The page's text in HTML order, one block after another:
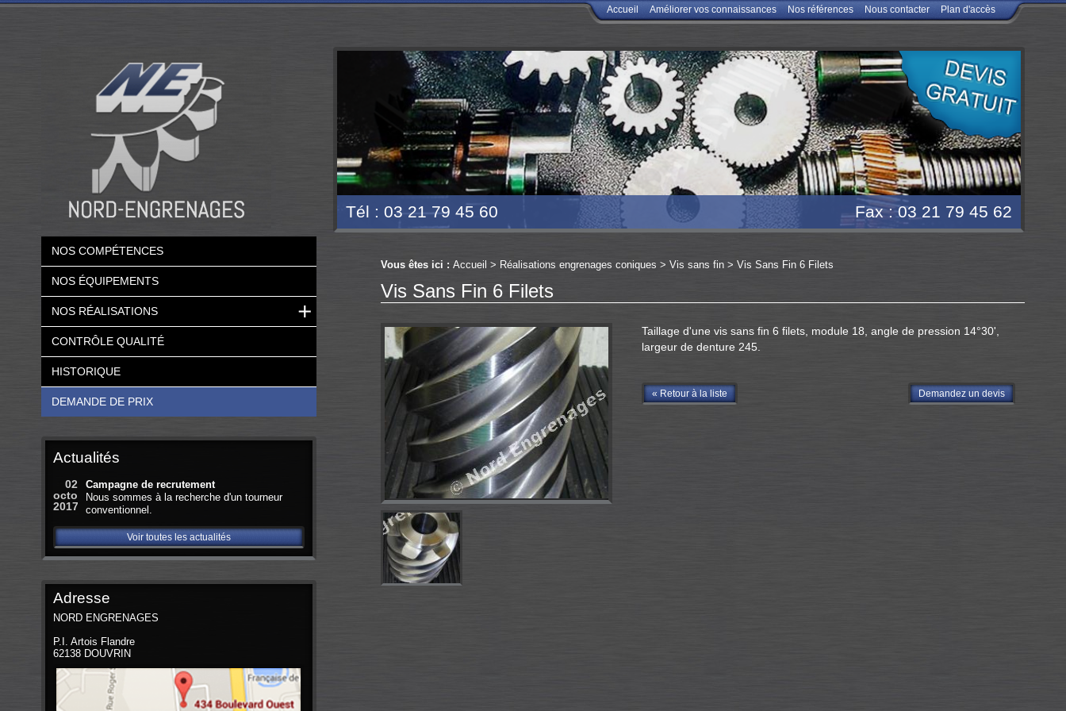
Accueil Améliorer vos connaissances Nos références Nous contacter Plan d'accès
Tél : 03 21 79 45 60 Fax : 03 21 79 45 62
Vous êtes ici :Accueil > Réalisations engrenages coniques >Vis sans fin >Vis Sans Fin 6 Filets
Vis Sans Fin 6 Filets
Taillage d'une vis sans fin 6 filets, module 18, angle de pression 14°30',
largeur de denture 245.
« Retour à la liste Demandez un devis
NOS COMPÉTENCES
NOS ÉQUIPEMENTS
NOS RÉALISATIONS
CONTRÔLE QUALITÉ
HISTORIQUE
DEMANDE DE PRIX
Actualités
02
octobre
2017
Campagne de recrutement
Nous sommes à la recherche d'un tourneur
conventionnel.
Voir toutes les actualités
Adresse
NORD ENGRENAGES
P.I. Artois Flandre
62138 DOUVRIN